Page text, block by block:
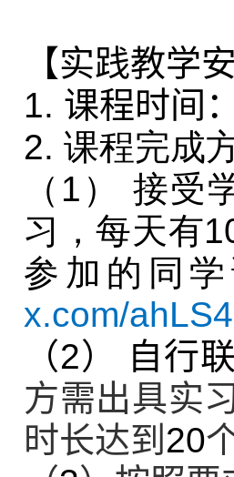
【实践教学
1. 课程时间：
2. 课程完成
（ 1 ）
接受
习，每天有
参加的同
x.com/ahLS4
（2）
自行
方需出具实
时长达到 20